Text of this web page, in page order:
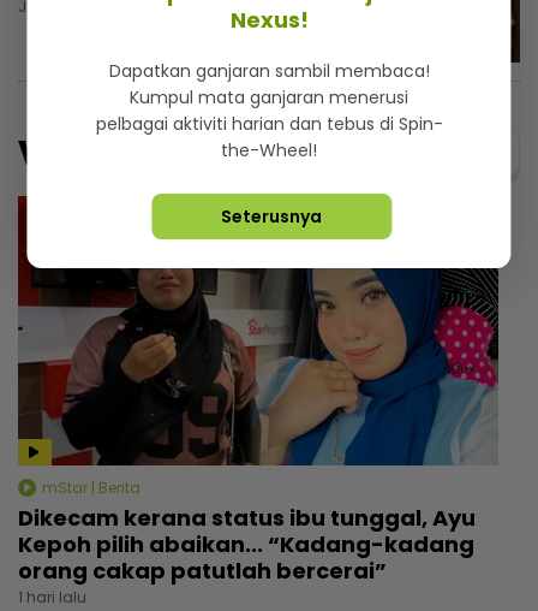
Jumaat, 7 Ogos 2026 6:00 AM
Video
mStar | Berita
Dikecam kerana status ibu tunggal, Ayu
Kepoh pilih abaikan... “Kadang-kadang
orang cakap patutlah bercerai”
1 hari lalu
Nexus!
Dapatkan ganjaran sambil membaca!
Kumpul mata ganjaran menerusi
pelbagai aktiviti harian dan tebus di Spin-
the-Wheel!
Seterusnya